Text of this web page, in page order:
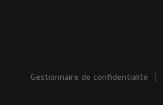
Gestionnaire de confidentialité